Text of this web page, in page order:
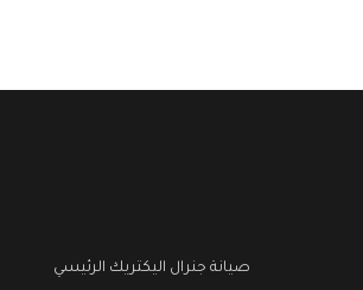
صيانة جنرال اليكتريك الرئيسي